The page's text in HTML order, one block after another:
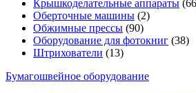
Крышкоделательные аппараты
Оберточные машины (2)
Обжимные прессы (90)
Оборудование для фотокниг (38)
Штрихователи (13)
Бумагошвейное оборудование